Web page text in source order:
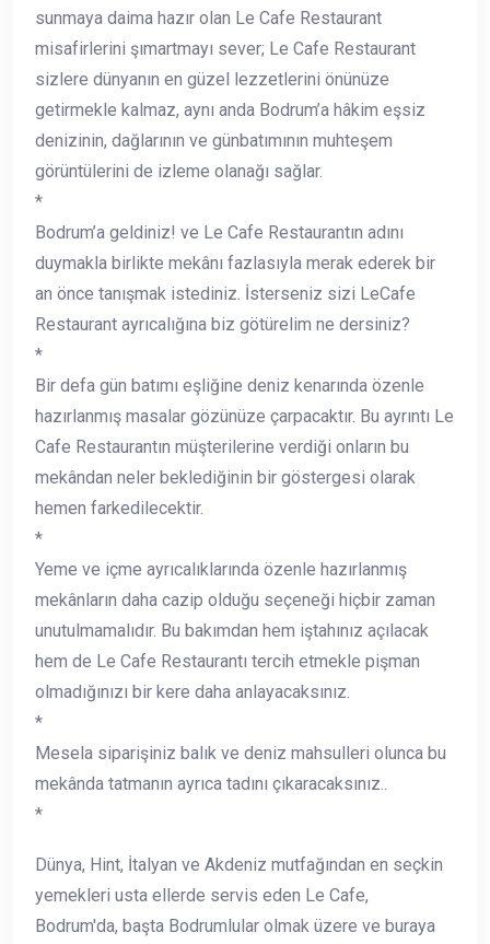
sunmaya daima hazır olan Le Cafe Restaurant
misafirlerini şımartmayı sever; Le Cafe Restaurant
sizlere dünyanın en güzel lezzetlerini önünüze
getirmekle kalmaz, aynı anda Bodrum’a hâkim eşsiz
denizinin, dağlarının ve günbatımının muhteşem
görüntülerini de izleme olanağı sağlar.
*
Bodrum’a geldiniz! ve Le Cafe Restaurantın adını
duymakla birlikte mekânı fazlasıyla merak ederek bir
an önce tanışmak istediniz. İsterseniz sizi LeCafe
Restaurant ayrıcalığına biz götürelim ne dersiniz?
*
Bir defa gün batımı eşliğine deniz kenarında özenle
hazırlanmış masalar gözünüze çarpacaktır. Bu ayrıntı Le
Cafe Restaurantın müşterilerine verdiği onların bu
mekândan neler beklediğinin bir göstergesi olarak
hemen farkedilecektir.
*
Yeme ve içme ayrıcalıklarında özenle hazırlanmış
mekânların daha cazip olduğu seçeneği hiçbir zaman
unutulmamalıdır. Bu bakımdan hem iştahınız açılacak
hem de Le Cafe Restaurantı tercih etmekle pişman
olmadığınızı bir kere daha anlayacaksınız.
*
Mesela siparişiniz balık ve deniz mahsulleri olunca bu
mekânda tatmanın ayrıca tadını çıkaracaksınız..
*
Dünya, Hint, İtalyan ve Akdeniz mutfağından en seçkin
yemekleri usta ellerde servis eden Le Cafe,
Bodrum'da, başta Bodrumlular olmak üzere ve buraya